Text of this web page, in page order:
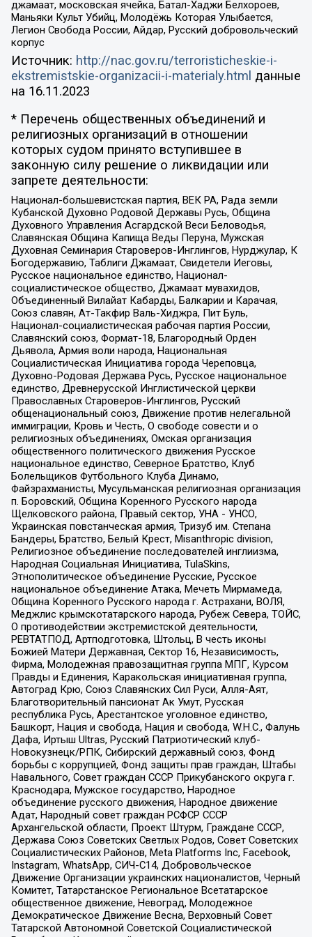
джамаат, московская ячейка, Батал-Хаджи Белхороев,
Маньяки Культ Убийц, Молодёжь Которая Улыбается,
Легион Свобода России, Айдар, Русский добровольческий
корпус
Источник: http://nac.gov.ru/terroristicheskie-i-
ekstremistskie-organizacii-i-materialy.html данные
на 16.11.2023
* Перечень общественных объединений и
религиозных организаций в отношении
которых судом принято вступившее в
законную силу решение о ликвидации или
запрете деятельности:
Национал-большевистская партия, ВЕК РА, Рада земли
Кубанской Духовно Родовой Державы Русь, Община
Духовного Управления Асгардской Веси Беловодья,
Славянская Община Капища Веды Перуна, Мужская
Духовная Семинария Староверов-Инглингов, Нурджулар, К
Богодержавию, Таблиги Джамаат, Свидетели Иеговы,
Русское национальное единство, Национал-
социалистическое общество, Джамаат мувахидов,
Объединенный Вилайат Кабарды, Балкарии и Карачая,
Союз славян, Ат-Такфир Валь-Хиджра, Пит Буль,
Национал-социалистическая рабочая партия России,
Славянский союз, Формат-18, Благородный Орден
Дьявола, Армия воли народа, Национальная
Социалистическая Инициатива города Череповца,
Духовно-Родовая Держава Русь, Русское национальное
единство, Древнерусской Инглистической церкви
Православных Староверов-Инглингов, Русский
общенациональный союз, Движение против нелегальной
иммиграции, Кровь и Честь, О свободе совести и о
религиозных объединениях, Омская организация
общественного политического движения Русское
национальное единство, Северное Братство, Клуб
Болельщиков Футбольного Клуба Динамо,
Файзрахманисты, Мусульманская религиозная организация
п. Боровский, Община Коренного Русского народа
Щелковского района, Правый сектор, УНА - УНСО,
Украинская повстанческая армия, Тризуб им. Степана
Бандеры, Братство, Белый Крест, Misanthropic division,
Религиозное объединение последователей инглиизма,
Народная Социальная Инициатива, TulaSkins,
Этнополитическое объединение Русские, Русское
национальное объединение Атака, Мечеть Мирмамеда,
Община Коренного Русского народа г. Астрахани, ВОЛЯ,
Меджлис крымскотатарского народа, Рубеж Севера, ТОЙС,
О противодействии экстремистской деятельности,
РЕВТАТПОД, Артподготовка, Штольц, В честь иконы
Божией Матери Державная, Сектор 16, Независимость,
Фирма, Молодежная правозащитная группа МПГ, Курсом
Правды и Единения, Каракольская инициативная группа,
Автоград Крю, Союз Славянских Сил Руси, Алля-Аят,
Благотворительный пансионат Ак Умут, Русская
республика Русь, Арестантское уголовное единство,
Башкорт, Нация и свобода, Нация и свобода, W.H.С., Фалунь
Дафа, Иртыш Ultras, Русский Патриотический клуб-
Новокузнецк/РПК, Сибирский державный союз, Фонд
борьбы с коррупцией, Фонд защиты прав граждан, Штабы
Навального, Совет граждан СССР Прикубанского округа г.
Краснодара, Мужское государство, Народное
объединение русского движения, Народное движение
Адат, Народный совет граждан РСФСР СССР
Архангельской области, Проект Штурм, Граждане СССР,
Держава Союз Советских Светлых Родов, Совет Советских
Социалистических Районов, Meta Platforms Inc, Facebook,
Instagram, WhatsApp, СИЧ-С14, Добровольческое
Движение Организации украинских националистов, Черный
Комитет, Татарстанское Региональное Всетатарское
общественное движение, Невоград, Молодежное
Демократическое Движение Весна, Верховный Совет
Татарской Автономной Советской Социалистической